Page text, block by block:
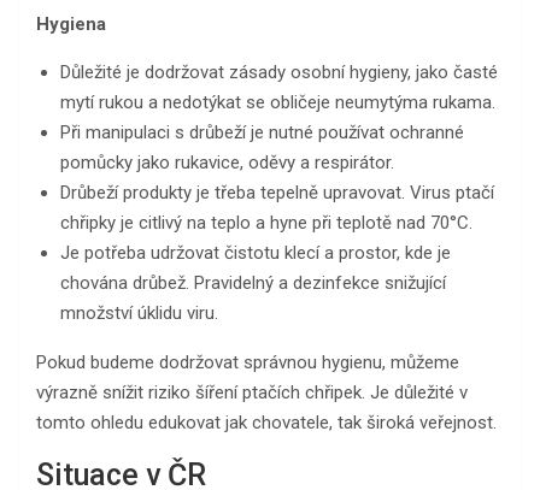
Hygiena
Důležité je dodržovat zásady osobní hygieny, jako časté
mytí rukou a nedotýkat se obličeje neumytýma rukama.
Při manipulaci s drůbeží je nutné používat ochranné
pomůcky jako rukavice, oděvy a respirátor.
Drůbeží produkty je třeba tepelně upravovat. Virus ptačí
chřipky je citlivý na teplo a hyne při teplotě nad 70°C.
Je potřeba udržovat čistotu klecí a prostor, kde je
chována drůbež. Pravidelný a dezinfekce snižující
množství úklidu viru.
Pokud budeme dodržovat správnou hygienu, můžeme
výrazně snížit riziko šíření ptačích chřipek. Je důležité v
tomto ohledu edukovat jak chovatele, tak široká veřejnost.
Situace v ČR